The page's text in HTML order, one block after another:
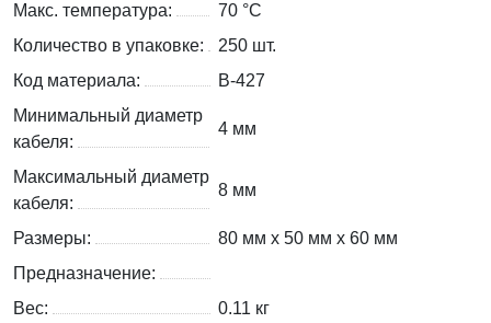
Макс. температура:
70 °С
Количество в упаковке:
250 шт.
Код материала:
B-427
Минимальный диаметр
кабеля:
4 мм
Максимальный диаметр
кабеля:
8 мм
Размеры:
80 мм x 50 мм x 60 мм
Предназначение:
Вес:
0.11 кг